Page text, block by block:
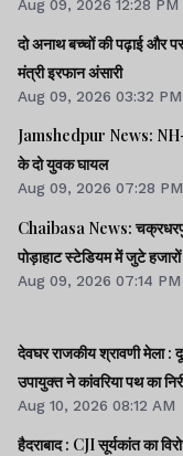
Aug 09, 2026 12:28 PM
दो अनाथ बच्चों की पढ़ाई और
मंत्री इरफान अंसारी
Aug 09, 2026 03:32 PM
Jamshedpur News: NH-
के दो युवक घायल
Aug 09, 2026 07:28 PM
Chaibasa News: चक्रधरपुर
पोड़ाहाट स्टेडियम में जुटे
Aug 09, 2026 07:14 PM
देवघर राजकीय श्रावणी मेला :
उपायुक्त ने कांवरिया पथ का
Aug 10, 2026 08:12 AM
हैदराबाद : CJI सूर्यकांत का